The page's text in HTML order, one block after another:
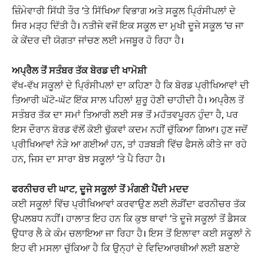
ਜ਼ਿੰਮੇਵਾਰੀ ਸਿੱਧੀ ਤੌਰ ‘ਤੇ ਸਿੱਖਿਆ ਵਿਭਾਗ ਅਤੇ ਸਕੂਲ ਪ੍ਰਿੰਸੀਪਲਾਂ ਦੇ
ਸਿਰ ਮੜ੍ਹ ਦਿੱਤੀ ਹੈ। ਨਤੀਜੇ ਵਜੋਂ ਇਕ ਸਕੂਲ ਦਾ ਮੁਖੀ ਦੂਜੇ ਸਕੂਲ ‘ਚ ਜਾ
ਕੇ ਕੇਂਦਰ ਦੀ ਯੋਗਤਾ ਜਾਂਚਣ ਲਈ ਮਜਬੂਰ ਹੋ ਰਿਹਾ ਹੈ।
ਅਪ੍ਰੈਲ ਤੋਂ ਸਤੰਬਰ ਤੱਕ ਬੋਰਡ ਦੀ ਖਾਮੋਸ਼ੀ
ਵੱਖ-ਵੱਖ ਸਕੂਲਾਂ ਦੇ ਪ੍ਰਿੰਸੀਪਲਾਂ ਦਾ ਕਹਿਣਾ ਹੈ ਕਿ ਬੋਰਡ ਪ੍ਰੀਖਿਆਵਾਂ ਦੀ
ਤਿਆਰੀ ਘੱਟੋ-ਘੱਟ ਇੱਕ ਸਾਲ ਪਹਿਲਾਂ ਸ਼ੁਰੂ ਹੋਣੀ ਚਾਹੀਦੀ ਹੈ। ਅਪ੍ਰੈਲ ਤੋਂ
ਸਤੰਬਰ ਤੱਕ ਦਾ ਸਮਾਂ ਤਿਆਰੀ ਲਈ ਸਭ ਤੋਂ ਮਹੱਤਵਪੂਰਨ ਹੁੰਦਾ ਹੈ, ਪਰ
ਇਸ ਦੌਰਾਨ ਬੋਰਡ ਵੱਲੋਂ ਕੋਈ ਢੁੱਕਵਾਂ ਕਦਮ ਨਹੀਂ ਚੁੱਕਿਆ ਗਿਆ। ਹੁਣ ਜਦੋਂ
ਪ੍ਰੀਖਿਆਵਾਂ ਨੇੜੇ ਆ ਗਈਆਂ ਹਨ, ਤਾਂ ਹੜਬੜੀ ਵਿੱਚ ਫੈਸਲੇ ਕੀਤੇ ਜਾ ਰਹੇ
ਹਨ, ਜਿਸ ਦਾ ਸਾਰਾ ਬੋਝ ਸਕੂਲਾਂ ‘ਤੇ ਪੈ ਰਿਹਾ ਹੈ।
ਫਰਨੀਚਰ ਦੀ ਘਾਟ, ਦੂਜੇ ਸਕੂਲਾਂ ਤੋਂ ਮੰਗਣੀ ਪੈਂਦੀ ਮਦਦ
ਕਈ ਸਕੂਲਾਂ ਵਿੱਚ ਪ੍ਰੀਖਿਆਵਾਂ ਕਰਵਾਉਣ ਲਈ ਲੋੜੀਂਦਾ ਫਰਨੀਚਰ ਤੱਕ
ਉਪਲਬਧ ਨਹੀਂ। ਹਾਲਾਤ ਇਹ ਹਨ ਕਿ ਕੁਝ ਥਾਵਾਂ ‘ਤੇ ਦੂਜੇ ਸਕੂਲਾਂ ਤੋਂ ਡੈਸਕ
ਉਧਾਰ ਲੈ ਕੇ ਕੰਮ ਚਲਾਇਆ ਜਾ ਰਿਹਾ ਹੈ। ਇਸ ਤੋਂ ਇਲਾਵਾ ਕਈ ਸਕੂਲਾਂ ਨੇ
ਇਹ ਵੀ ਮਸਲਾ ਚੁੱਕਿਆ ਹੈ ਕਿ ਉਨ੍ਹਾਂ ਦੇ ਵਿਦਿਆਰਥੀਆਂ ਲਈ ਬਣਾਏ